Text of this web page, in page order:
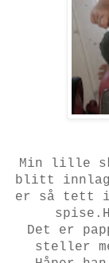
Min lille
blitt
er så tett i
Det er
steller